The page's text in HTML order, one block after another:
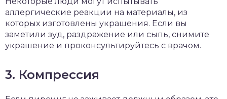
аллергические реакции на материалы, из
которых изготовлены украшения. Если вы
заметили зуд, раздражение или сыпь, снимите
украшение и проконсультируйтесь с врачом.
3. Компрессия